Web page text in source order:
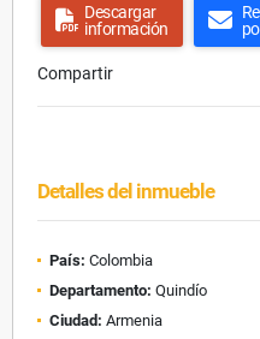
Descargar
información
Compartir
Detalles del inmueble
País: Colombia
Departamento: Quindío
Ciudad: Armenia